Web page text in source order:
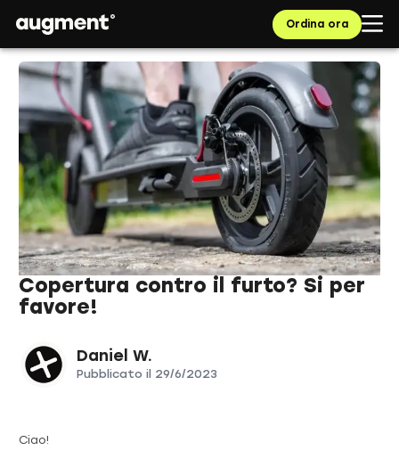
Ordina ora
Copertura contro il furto? Si per
favore!
Daniel W.
Pubblicato il 29/6/2023
Ciao!